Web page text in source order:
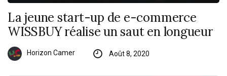
La jeune start-up de e-commerce
WISSBUY réalise un saut en longueur
Horizon Camer Août 8, 2020